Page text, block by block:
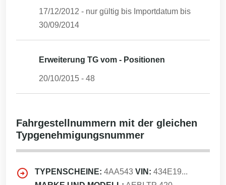
17/12/2012 - nur gültig bis Importdatum bis
30/09/2014
Erweiterung TG vom - Positionen
20/10/2015 - 48
Fahrgestellnummern mit der gleichen
Typgenehmigungsnummer
TYPENSCHEINE: 4AA543 VIN: 434E19...